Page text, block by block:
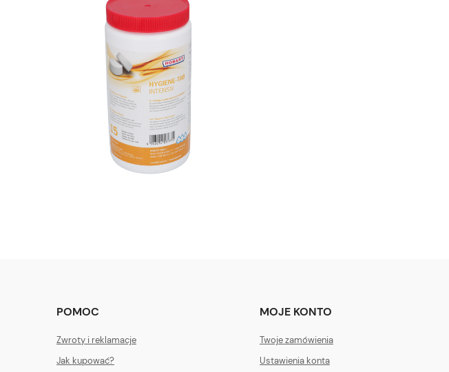
POMOC
Zwroty i reklamacje
Jak kupować?
MOJE KONTO
Twoje zamówienia
Ustawienia konta